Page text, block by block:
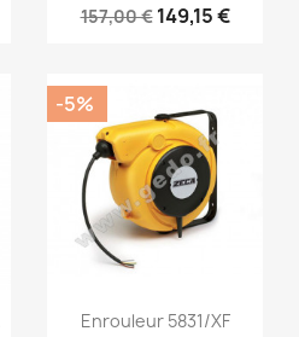
157,00 € 149,15 €
Aperçu rapide
Enrouleur 5831/XF
-5%